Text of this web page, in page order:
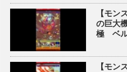
【モン
の巨大
極 ベル
【モン